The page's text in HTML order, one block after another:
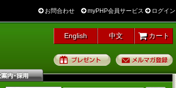
お問合わせ myPHP会員サービス ログイン
English 中文 カート
プレゼント